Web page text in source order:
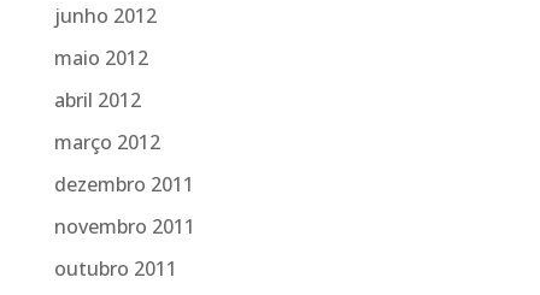
junho 2012
maio 2012
abril 2012
março 2012
dezembro 2011
novembro 2011
outubro 2011